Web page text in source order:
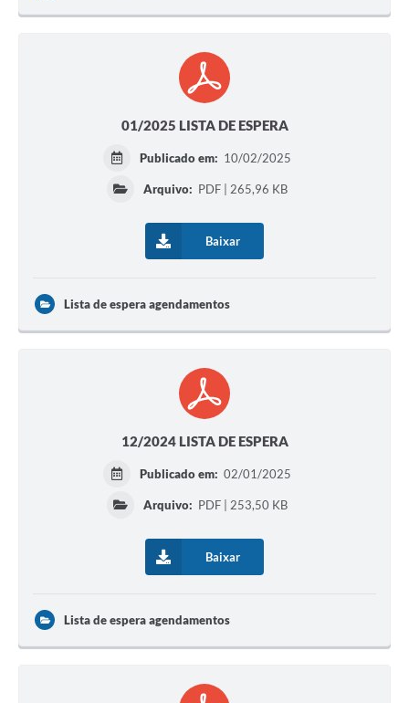
01/2025 LISTA DE ESPERA
Publicado em: 10/02/2025
Arquivo: PDF | 265,96 KB
Baixar
Lista de espera agendamentos
12/2024 LISTA DE ESPERA
Publicado em: 02/01/2025
Arquivo: PDF | 253,50 KB
Baixar
Lista de espera agendamentos